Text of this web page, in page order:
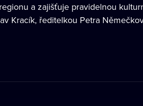
a zajišťuje pravidelnou
Kracík, ředitelkou Petra